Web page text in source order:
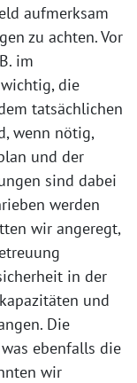
aufmerksam
zu achten. Vor
im
die
tatsächlichen
wenn nötig,
und der
sind dabei
werden
wir angeregt,
in der
und
Die
ebenfalls die
wir